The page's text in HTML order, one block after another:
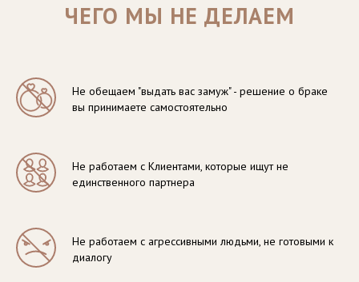
ЧЕГО МЫ НЕ ДЕЛАЕМ
Не обещаем "выдать вас замуж" - решение о браке
вы принимаете самостоятельно
Не работаем с Клиентами, которые ищут не
единственного партнера
Не работаем с агрессивными людьми, не готовыми к
диалогу